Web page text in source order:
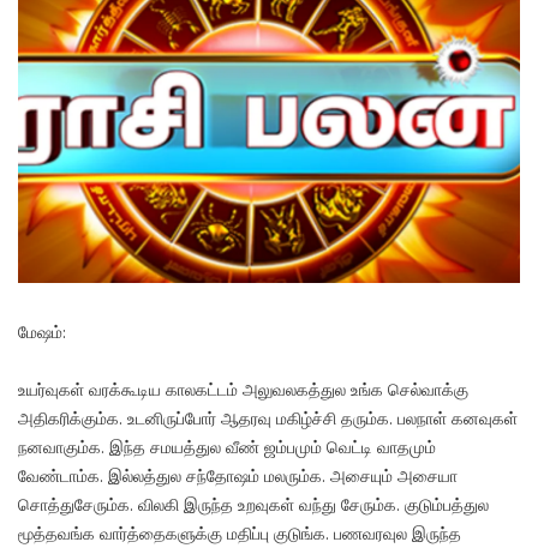
மேஷம்:
உயர்வுகள் வரக்கூடிய காலகட்டம் அலுவலகத்துல உங்க செல்வாக்கு
அதிகரிக்கும்க. உடனிருப்போர் ஆதரவு மகிழ்ச்சி தரும்க. பலநாள் கனவுகள்
நனவாகும்க. இந்த சமயத்துல வீண் ஜம்பமும் வெட்டி வாதமும்
வேண்டாம்க. இல்லத்துல சந்தோஷம் மலரும்க. அசையும் அசையா
சொத்துசேரும்க. விலகி இருந்த உறவுகள் வந்து சேரும்க. குடும்பத்துல
மூத்தவங்க வார்த்தைகளுக்கு மதிப்பு குடுங்க. பணவரவுல இருந்த